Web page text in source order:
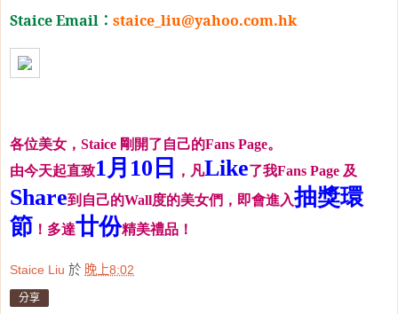
Staice Email ： staice_liu@yahoo.com.hk
各位美女，Staice 剛開了自己的Fans Page。
由今天起直致1月10日 ，凡Like了我Fans Page 及
Share到自己的Wall度的美女們，即會進入抽獎環
節 ！ 多達廿份精美禮品！
Staice Liu 於 晚上8:02
分享